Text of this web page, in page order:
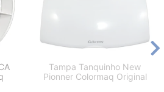
Tampa Tanquinho New
Pionner Colormaq Original